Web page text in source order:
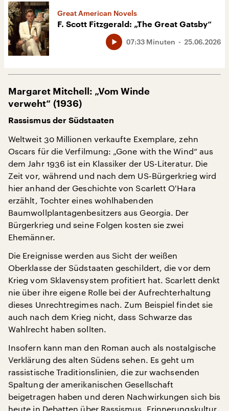
Great American Novels
F. Scott Fitzgerald: „The Great Gatsby“
25.06.2026
07:33 Minuten
Margaret Mitchell: „Vom Winde
verweht“ (1936)
Rassismus der Südstaaten
Weltweit 30 Millionen verkaufte Exemplare, zehn
Oscars für die Verfilmung: „Gone with the Wind“ aus
dem Jahr 1936 ist ein Klassiker der US-Literatur. Die
Zeit vor, während und nach dem US-Bürgerkrieg wird
hier anhand der Geschichte von Scarlett O'Hara
erzählt, Tochter eines wohlhabenden
Baumwollplantagenbesitzers aus Georgia. Der
Bürgerkrieg und seine Folgen kosten sie zwei
Ehemänner.
Die Ereignisse werden aus Sicht der weißen
Oberklasse der Südstaaten geschildert, die vor dem
Krieg vom Sklavensystem profitiert hat. Scarlett denkt
nie über ihre eigene Rolle bei der Aufrechterhaltung
dieses Unrechtregimes nach. Zum Beispiel findet sie
auch nach dem Krieg nicht, dass Schwarze das
Wahlrecht haben sollten.
Insofern kann man den Roman auch als nostalgische
Verklärung des alten Südens sehen. Es geht um
rassistische Traditionslinien, die zur wachsenden
Spaltung der amerikanischen Gesellschaft
beigetragen haben und deren Nachwirkungen sich bis
heute in Debatten über Rassismus, Erinnerungskultur